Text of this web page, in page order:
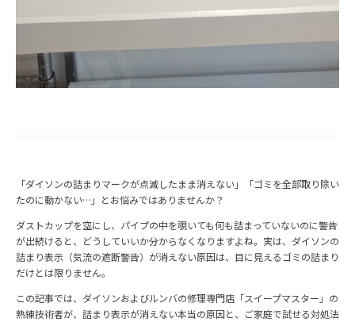
「ダイソンの詰まりマークが点滅したまま消えない」「ゴミを全部取り除い
たのに動かない…」とお悩みではありませんか？
ダストカップを空にし、パイプの中を覗いても何も詰まっていないのに警告
が出続けると、どうしていいか分からなくなりますよね。実は、ダイソンの
詰まり表示（気流の遮断警告）が消えない原因は、目に見えるゴミの詰まり
だけとは限りません。
この記事では、ダイソンおよびルンバの修理専門店「スイープマスター」の
熟練技術者が、詰まり表示が消えない本当の原因と、ご家庭で試せる対処法